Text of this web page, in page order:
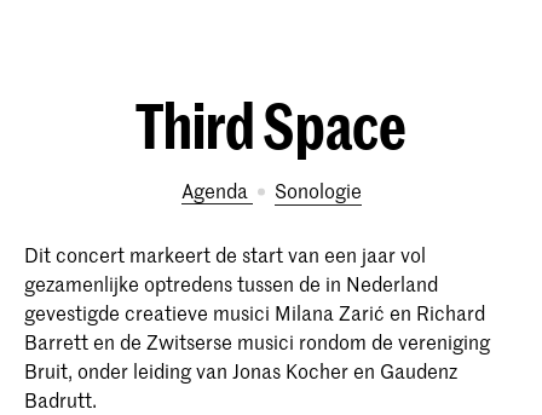
Third Space
Agenda Sonologie
Dit concert markeert de start van een jaar vol
gezamenlijke optredens tussen de in Nederland
gevestigde creatieve musici Milana Zarić en Richard
Barrett en de Zwitserse musici rondom de vereniging
Bruit, onder leiding van Jonas Kocher en Gaudenz
Badrutt.